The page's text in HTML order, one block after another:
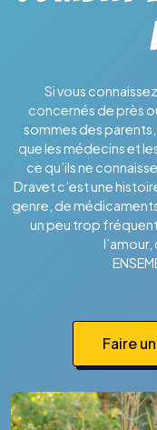
Si vous
concernés de près
sommes des
que les médecins et
ce qu’ils ne
Dravet c’est une
genre, de
un peu trop
l’amour,
Faire